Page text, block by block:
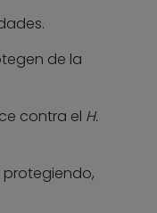
de la
contra el H.